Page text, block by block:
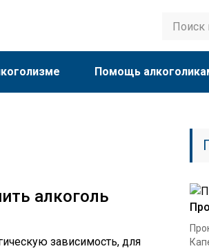
Помощь
алкоголь
зависимость, для